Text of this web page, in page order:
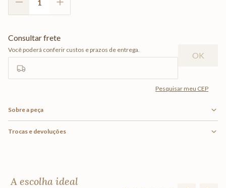
Sobre a peça
Trocas e devoluções
A escolha ideal